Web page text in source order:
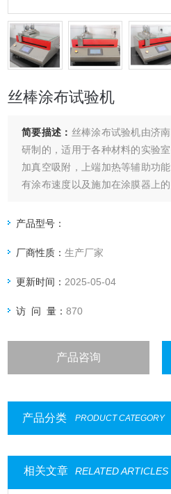
丝棒涂布试验机
简要描述： 丝棒涂布试验机由济
研制的，适用于各种材料的实验
加真空吸附，上端加热等辅助功
有涂布速度以及施加在涂膜器上
了，这就给比较样板之间的测试
本上解决了，手工涂布的缺点。
产品型号：
厂商性质：生产厂家
更新时间： 2025-05-04
访 问 量：870
产品咨询
产品分类 PRODUCT CATEGORY
相关文章 RELATED ARTICLES